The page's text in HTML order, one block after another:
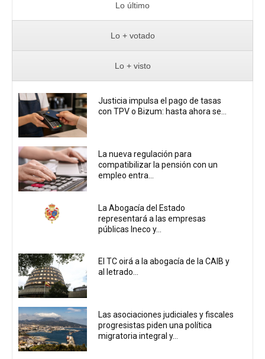
Lo último
Lo + votado
Lo + visto
Justicia impulsa el pago de tasas
con TPV o Bizum: hasta ahora se...
La nueva regulación para
compatibilizar la pensión con un
empleo entra...
La Abogacía del Estado
representará a las empresas
públicas Ineco y...
El TC oirá a la abogacía de la CAIB y
al letrado...
Las asociaciones judiciales y fiscales
progresistas piden una política
migratoria integral y...